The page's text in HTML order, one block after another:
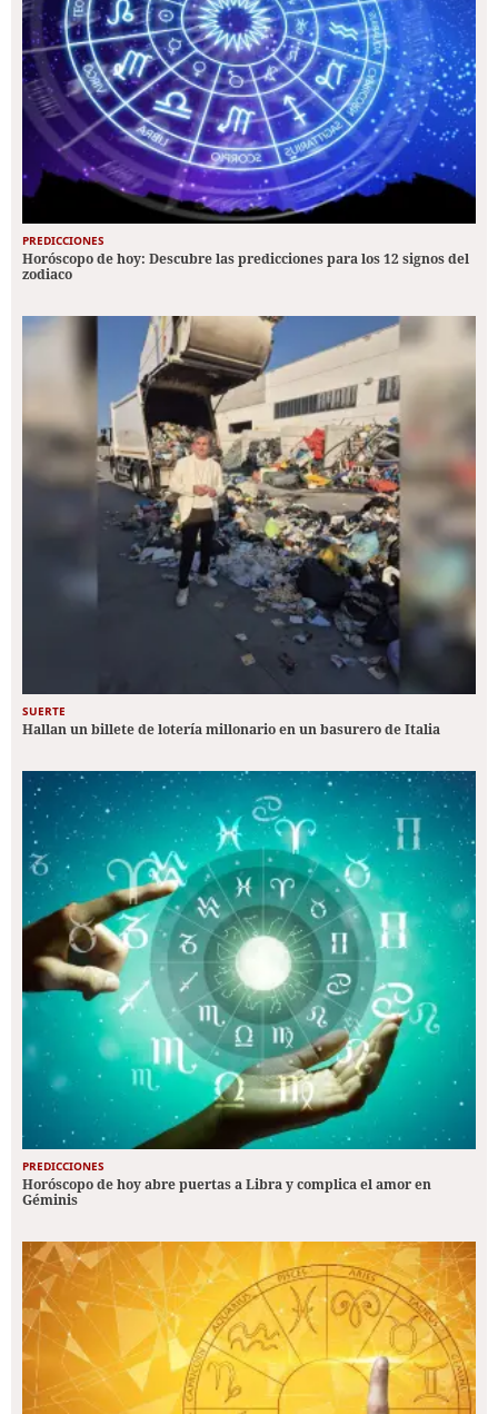
PREDICCIONES
Horóscopo de hoy: Descubre las predicciones para los 12 signos del
zodiaco
SUERTE
Hallan un billete de lotería millonario en un basurero de Italia
PREDICCIONES
Horóscopo de hoy abre puertas a Libra y complica el amor en
Géminis